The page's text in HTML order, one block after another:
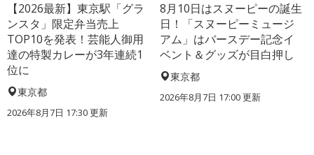
【2026最新】東京駅「グラ
ンスタ」限定弁当売上
TOP10を発表！芸能人御用
達の特製カレーが3年連続1
位に
東京都
2026年8月7日 17:30更新
8月10日はスヌーピーの誕生
日！「スヌーピーミュージ
アム」はバースデー記念イ
ベント＆グッズが目白押し
東京都
2026年8月7日 17:00更新